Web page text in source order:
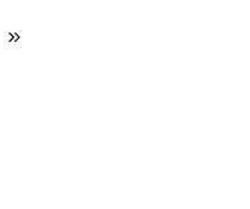
Przejdź do ostatniej strony z produktami